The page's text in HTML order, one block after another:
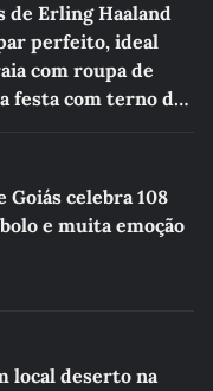
de Erling Haaland
perfeito, ideal
com roupa de
festa com terno de
celebra 108
e muita emoção
local deserto na